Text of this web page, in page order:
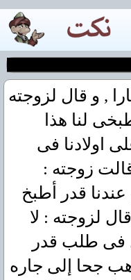
, و قال لزوجته
لنا هذا
اولادنا فى
زوجته :
قدر أطبخ
لزوجته : لا
فى طلب قدر
جحا إلى جاره